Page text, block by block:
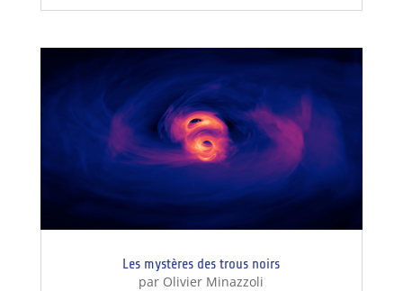
Les mystères des trous noirs
par Olivier Minazzoli